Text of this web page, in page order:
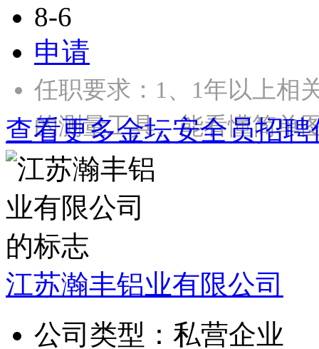
8-6
申请
任职要求：1、1年以上相
的测量工具、能看懂简
查看更多金坛安全员招聘
江苏瀚丰铝业有限公司
公司类型： 私营企业